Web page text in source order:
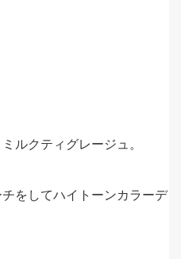
ルクティグレージュ。
をしてハイトーンカラーデ